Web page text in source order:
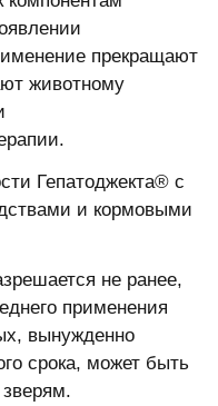
прекращают
животному
Гепатоджекта® с
и кормовыми
не ранее,
применения
вынужденно
срока, может быть